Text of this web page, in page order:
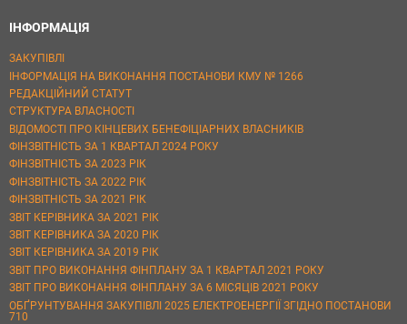
ІНФОРМАЦІЯ
ЗАКУПІВЛІ
ІНФОРМАЦІЯ НА ВИКОНАННЯ ПОСТАНОВИ КМУ № 1266
РЕДАКЦІЙНИЙ СТАТУТ
СТРУКТУРА ВЛАСНОСТІ
ВІДОМОСТІ ПРО КІНЦЕВИХ БЕНЕФІЦІАРНИХ ВЛАСНИКІВ
ФІНЗВІТНІСТЬ ЗА 1 КВАРТАЛ 2024 РОКУ
ФІНЗВІТНІСТЬ ЗА 2023 РІК
ФІНЗВІТНІСТЬ ЗА 2022 РІК
ФІНЗВІТНІСТЬ ЗА 2021 РІК
ЗВІТ КЕРІВНИКА ЗА 2021 РІК
ЗВІТ КЕРІВНИКА ЗА 2020 РІК
ЗВІТ КЕРІВНИКА ЗА 2019 РІК
ЗВІТ ПРО ВИКОНАННЯ ФІНПЛАНУ ЗА 1 КВАРТАЛ 2021 РОКУ
ЗВІТ ПРО ВИКОНАННЯ ФІНПЛАНУ ЗА 6 МІСЯЦІВ 2021 РОКУ
ОБҐРУНТУВАННЯ ЗАКУПІВЛІ 2025 ЕЛЕКТРОЕНЕРГІЇ ЗГІДНО ПОСТАНОВИ
710